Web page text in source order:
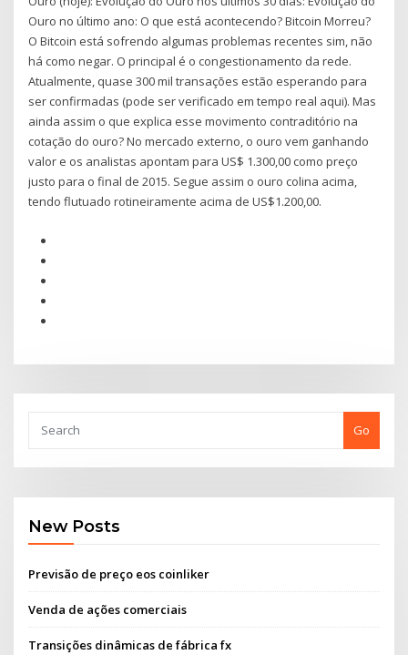
Ouro no último ano: O que está acontecendo? Bitcoin Morreu?
O Bitcoin está sofrendo algumas problemas recentes sim, não
há como negar. O principal é o congestionamento da rede.
Atualmente, quase 300 mil transações estão esperando para
ser confirmadas (pode ser verificado em tempo real aqui). Mas
ainda assim o que explica esse movimento contraditório na
cotação do ouro? No mercado externo, o ouro vem ganhando
valor e os analistas apontam para US$ 1.300,00 como preço
justo para o final de 2015. Segue assim o ouro colina acima,
tendo flutuado rotineiramente acima de US$1.200,00.
Go
New Posts
Previsão de preço eos coinliker
Venda de ações comerciais
Transições dinâmicas de fábrica fx